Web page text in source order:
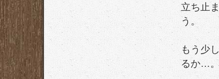
立ち止
う。
もう少
るか…